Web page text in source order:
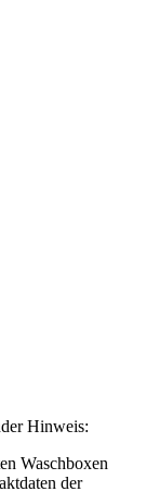
Hinweis:
Waschboxen
der